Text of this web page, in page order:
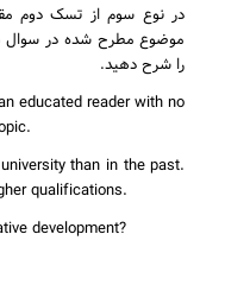
در نوع سوم از تسک دوم
موضوع مطرح شده در سوال
را شرح دهید.
educated reader with no
than in the past.
qualifications.
development?